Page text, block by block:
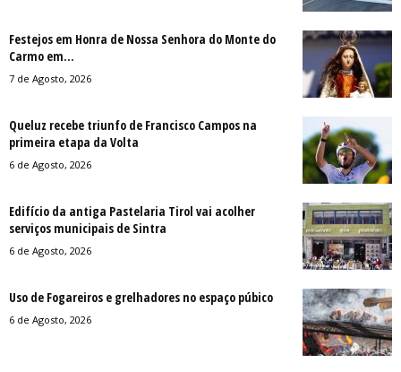
Festejos em Honra de Nossa Senhora do Monte do
Carmo em...
7 de Agosto, 2026
Queluz recebe triunfo de Francisco Campos na
primeira etapa da Volta
6 de Agosto, 2026
Edifício da antiga Pastelaria Tirol vai acolher
serviços municipais de Sintra
6 de Agosto, 2026
Uso de Fogareiros e grelhadores no espaço púbico
6 de Agosto, 2026